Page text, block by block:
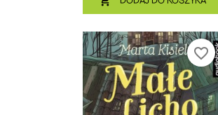
favorite_border